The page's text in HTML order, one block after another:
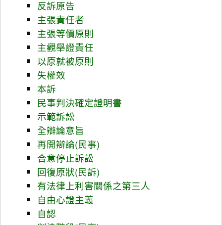
反訴原告
主張責任者
主張等價原則
主觀舉證責任
以原就被原則
失權效
本訴
民事判決確定證明書
示範訴訟
全辯論意旨
再開辯論(民事)
合意停止訴訟
回復原狀(民訴)
有法律上利害關係之第三人
自由心證主義
自認